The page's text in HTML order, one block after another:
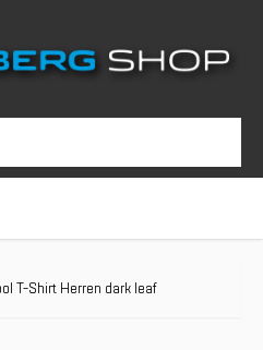
T-Shirt Herren dark leaf